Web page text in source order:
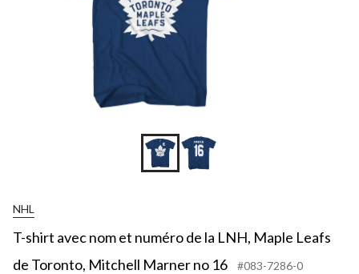
NHL
T-shirt avec nom et numéro de la LNH, Maple Leafs
de Toronto, Mitchell Marner no 16
#083-7286-0